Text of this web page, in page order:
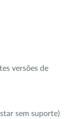
versões de
sem suporte)